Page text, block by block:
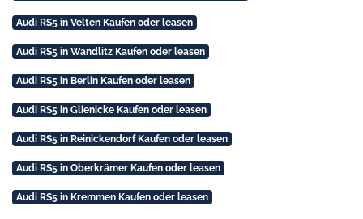
Audi RS5 in Velten Kaufen oder leasen
Audi RS5 in Wandlitz Kaufen oder leasen
Audi RS5 in Berlin Kaufen oder leasen
Audi RS5 in Glienicke Kaufen oder leasen
Audi RS5 in Reinickendorf Kaufen oder leasen
Audi RS5 in Oberkrämer Kaufen oder leasen
Audi RS5 in Kremmen Kaufen oder leasen